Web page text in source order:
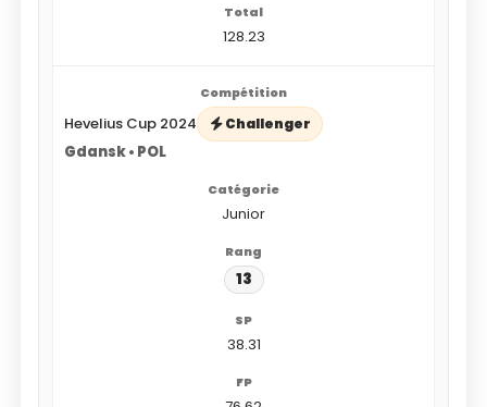
128.23
Hevelius Cup 2024 Challenger
Gdansk • POL
Junior
13
38.31